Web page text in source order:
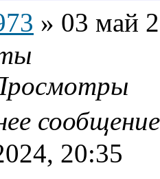
» 03 май
20:35